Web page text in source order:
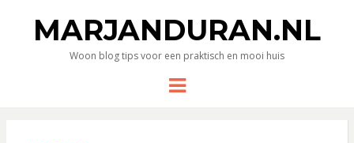
MARJANDURAN.NL
Woon blog tips voor een praktisch en mooi huis
Menu